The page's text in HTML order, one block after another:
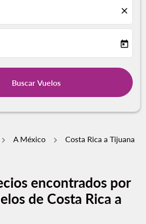
close
date-aria-label today
Buscar Vuelos
A México Costa Rica a Tijuana
encontrados por
de Costa Rica a